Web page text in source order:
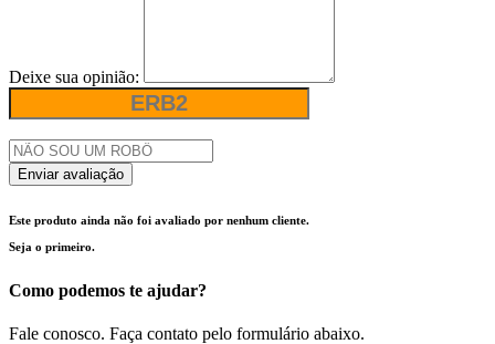
Deixe sua opinião:
Enviar avaliação
Este produto ainda não foi avaliado por nenhum cliente.
Seja o primeiro.
Como podemos te ajudar?
Fale conosco. Faça contato pelo formulário abaixo.